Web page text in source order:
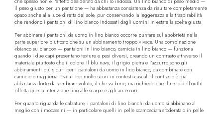
il peso giusto per un pantalone — ha abbastanza consistenza da risultare completamente
opaco anche alla luce diretta del sole, pur conservando la leggerezza e la traspirabilità
che rendono i pantaloni di lino bianco indossati dagli uomini in estate la scelta giusta.
Per abbinare i pantaloni da uomo in lino bianco occorre puntare sulla sobrietà nella
parte superiore piuttosto che su un abbinamento troppo vivace. Una combinazione
«bianco su bianco» — pantaloni in lino bianco, camicia in lino bianco — funziona
quando i due capi presentano texture e pesi diversi, creando un contrasto attraverso il
materiale piuttosto che il colore. Il blu navy, il grigio pietra e l’azzurro sono gli
abbinamenti più sicuri per i pantaloni da uomo in lino bianco, da combinare con
camicie o maglieria. Evita i top molto scuri in contesti casual: il contrasto è già
abbastanza forte da sembrare voluto, il che va bene, ma richiede che il resto dell'outfit
rifletta questa intenzione fino alle scarpe e agli accessori.
Per quanto riguarda le calzature, i pantaloni di lino bianchi da uomo si abbinano al
meglio con i mocassini — in particolare quelli in pelle scamosciata sfoderata o in pelle